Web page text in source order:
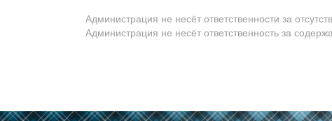
Администрация не несёт ответственности за
Администрация не несёт ответственность за